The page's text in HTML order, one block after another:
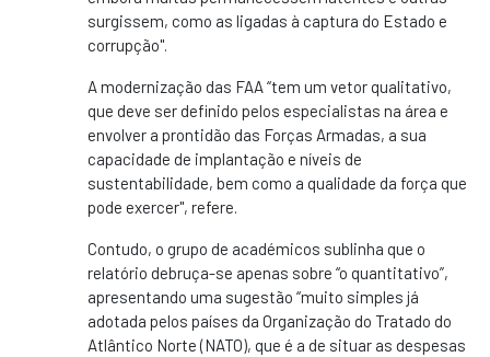
surgissem, como as ligadas à captura do Estado e
corrupção".
A modernização das FAA “tem um vetor qualitativo,
que deve ser definido pelos especialistas na área e
envolver a prontidão das Forças Armadas, a sua
capacidade de implantação e níveis de
sustentabilidade, bem como a qualidade da força que
pode exercer", refere.
Contudo, o grupo de académicos sublinha que o
relatório debruça-se apenas sobre “o quantitativo”,
apresentando uma sugestão “muito simples já
adotada pelos países da Organização do Tratado do
Atlântico Norte (NATO), que é a de situar as despesas